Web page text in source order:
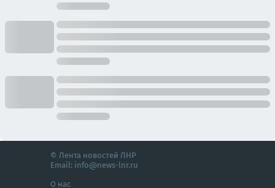
© Лента новостей ЛНР
Email: info@news-lnr.ru
О нас